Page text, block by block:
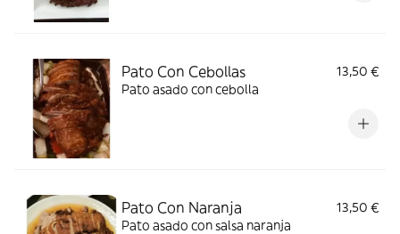
Pato Con Cebollas
13,50 €
Pato asado con cebolla
Pato Con Naranja
13,50 €
Pato asado con salsa naranja